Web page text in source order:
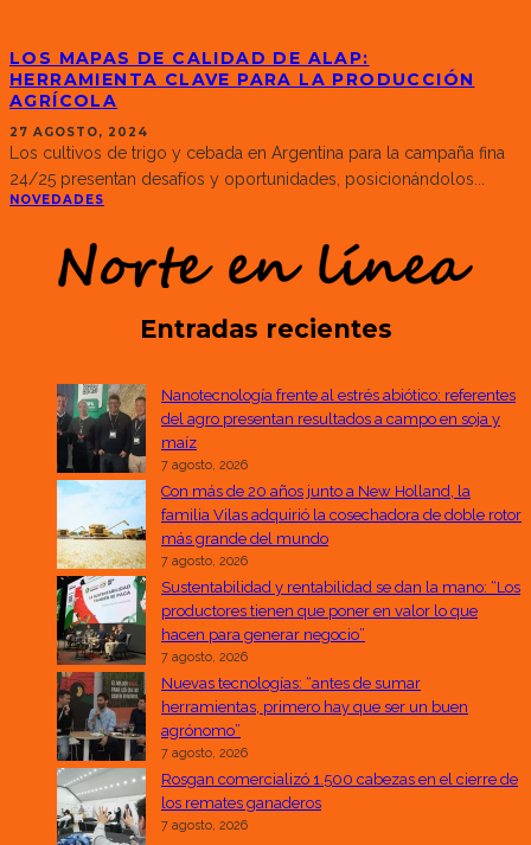
LOS MAPAS DE CALIDAD DE ALAP:
HERRAMIENTA CLAVE PARA LA PRODUCCIÓN
AGRÍCOLA
27 AGOSTO, 2024
Los cultivos de trigo y cebada en Argentina para la campaña fina
24/25 presentan desafíos y oportunidades, posicionándolos
NOVEDADES
Entradas recientes
Nanotecnología frente al estrés abiótico: referentes
del agro presentan resultados a campo en soja y
maíz
7 agosto, 2026
Con más de 20 años junto a New Holland, la
familia Vilas adquirió la cosechadora de doble rotor
más grande del mundo
7 agosto, 2026
Sustentabilidad y rentabilidad se dan la mano: “Los
productores tienen que poner en valor lo que
hacen para generar negocio”
7 agosto, 2026
Nuevas tecnologías: “antes de sumar
herramientas, primero hay que ser un buen
agrónomo”
7 agosto, 2026
Rosgan comercializó 1.500 cabezas en el cierre de
los remates ganaderos
7 agosto, 2026